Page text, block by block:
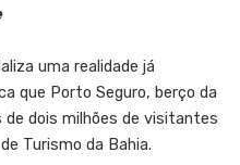
uma realidade já
que Porto Seguro, berço da
dois milhões de visitantes
Turismo da Bahia.